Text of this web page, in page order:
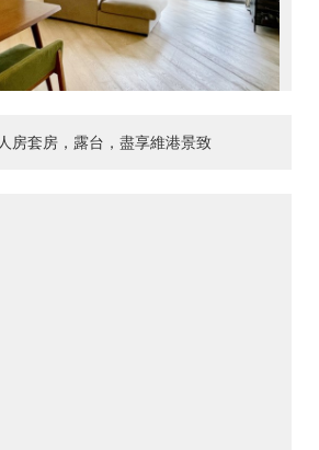
房套房，露台，盡享維港景致